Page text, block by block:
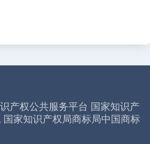
产权公共服务平台 国家知识产
国家知识产权局商标局中国商标